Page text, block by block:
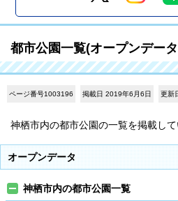
都市公園一覧(オープンデー
ページ番号1003196 掲載日 2019年6月6日 更新
神栖市内の都市公園の一覧を掲載して
オープンデータ
神栖市内の都市公園一覧